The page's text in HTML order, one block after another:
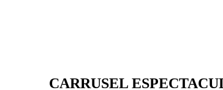
CARRUSEL